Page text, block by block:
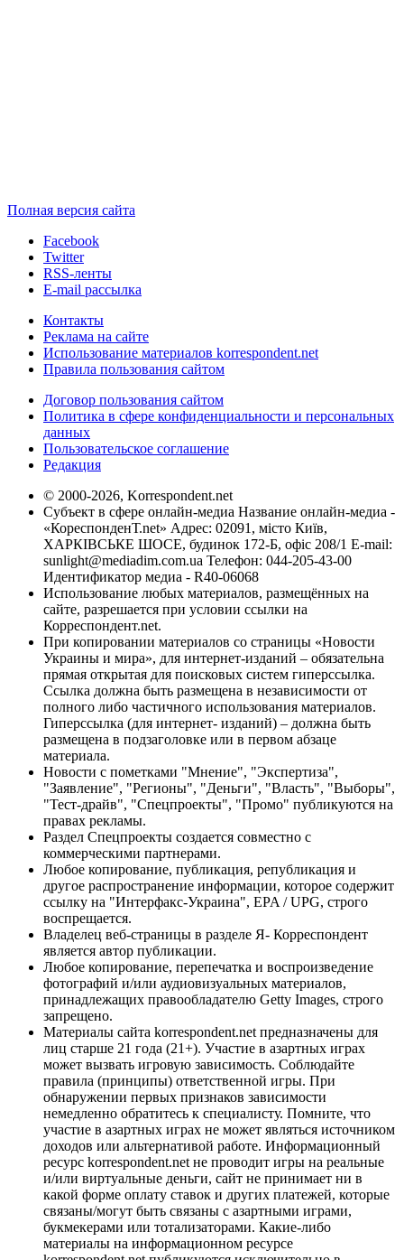
Полная версия сайта
Facebook
Twitter
RSS-ленты
E-mail рассылка
Контакты
Реклама на сайте
Использование материалов korrespondent.net
Правила пользования сайтом
Договор пользования сайтом
Политика в сфере конфиденциальности и персональных
данных
Пользовательское соглашение
Редакция
© 2000-2026, Korrespondent.net
Субъект в сфере онлайн-медиа Название онлайн-медиа -
«КореспонденТ.net» Адрес: 02091, місто Київ,
ХАРКІВСЬКЕ ШОСЕ, будинок 172-Б, офіс 208/1 E-mail:
sunlight@mediadim.com.ua Телефон: 044-205-43-00
Идентификатор медиа - R40-06068
Использование любых материалов, размещённых на
сайте, разрешается при условии ссылки на
Корреспондент.net.
При копировании материалов со страницы «Новости
Украины и мира», для интернет-изданий – обязательна
прямая открытая для поисковых систем гиперссылка.
Ссылка должна быть размещена в независимости от
полного либо частичного использования материалов.
Гиперссылка (для интернет- изданий) – должна быть
размещена в подзаголовке или в первом абзаце
материала.
Новости с пометками "Мнение", "Экспертиза",
"Заявление", "Регионы", "Деньги", "Власть", "Выборы",
"Тест-драйв", "Спецпроекты", "Промо" публикуются на
правах рекламы.
Раздел Спецпроекты создается совместно с
коммерческими партнерами.
Любое копирование, публикация, републикация и
другое распространение информации, которое содержит
ссылку на "Интерфакс-Украина", EPA / UPG, строго
воспрещается.
Владелец веб-страницы в разделе Я- Корреспондент
является автор публикации.
Любое копирование, перепечатка и воспроизведение
фотографий и/или аудиовизуальных материалов,
принадлежащих правообладателю Getty Images, строго
запрещено.
Материалы сайта korrespondent.net предназначены для
лиц старше 21 года (21+). Участие в азартных играх
может вызвать игровую зависимость. Соблюдайте
правила (принципы) ответственной игры. При
обнаружении первых признаков зависимости
немедленно обратитесь к специалисту. Помните, что
участие в азартных играх не может являться источником
доходов или альтернативой работе. Информационный
ресурс korrespondent.net не проводит игры на реальные
и/или виртуальные деньги, сайт не принимает ни в
какой форме оплату ставок и других платежей, которые
связаны/могут быть связаны с азартными играми,
букмекерами или тотализаторами. Какие-либо
материалы на информационном ресурсе